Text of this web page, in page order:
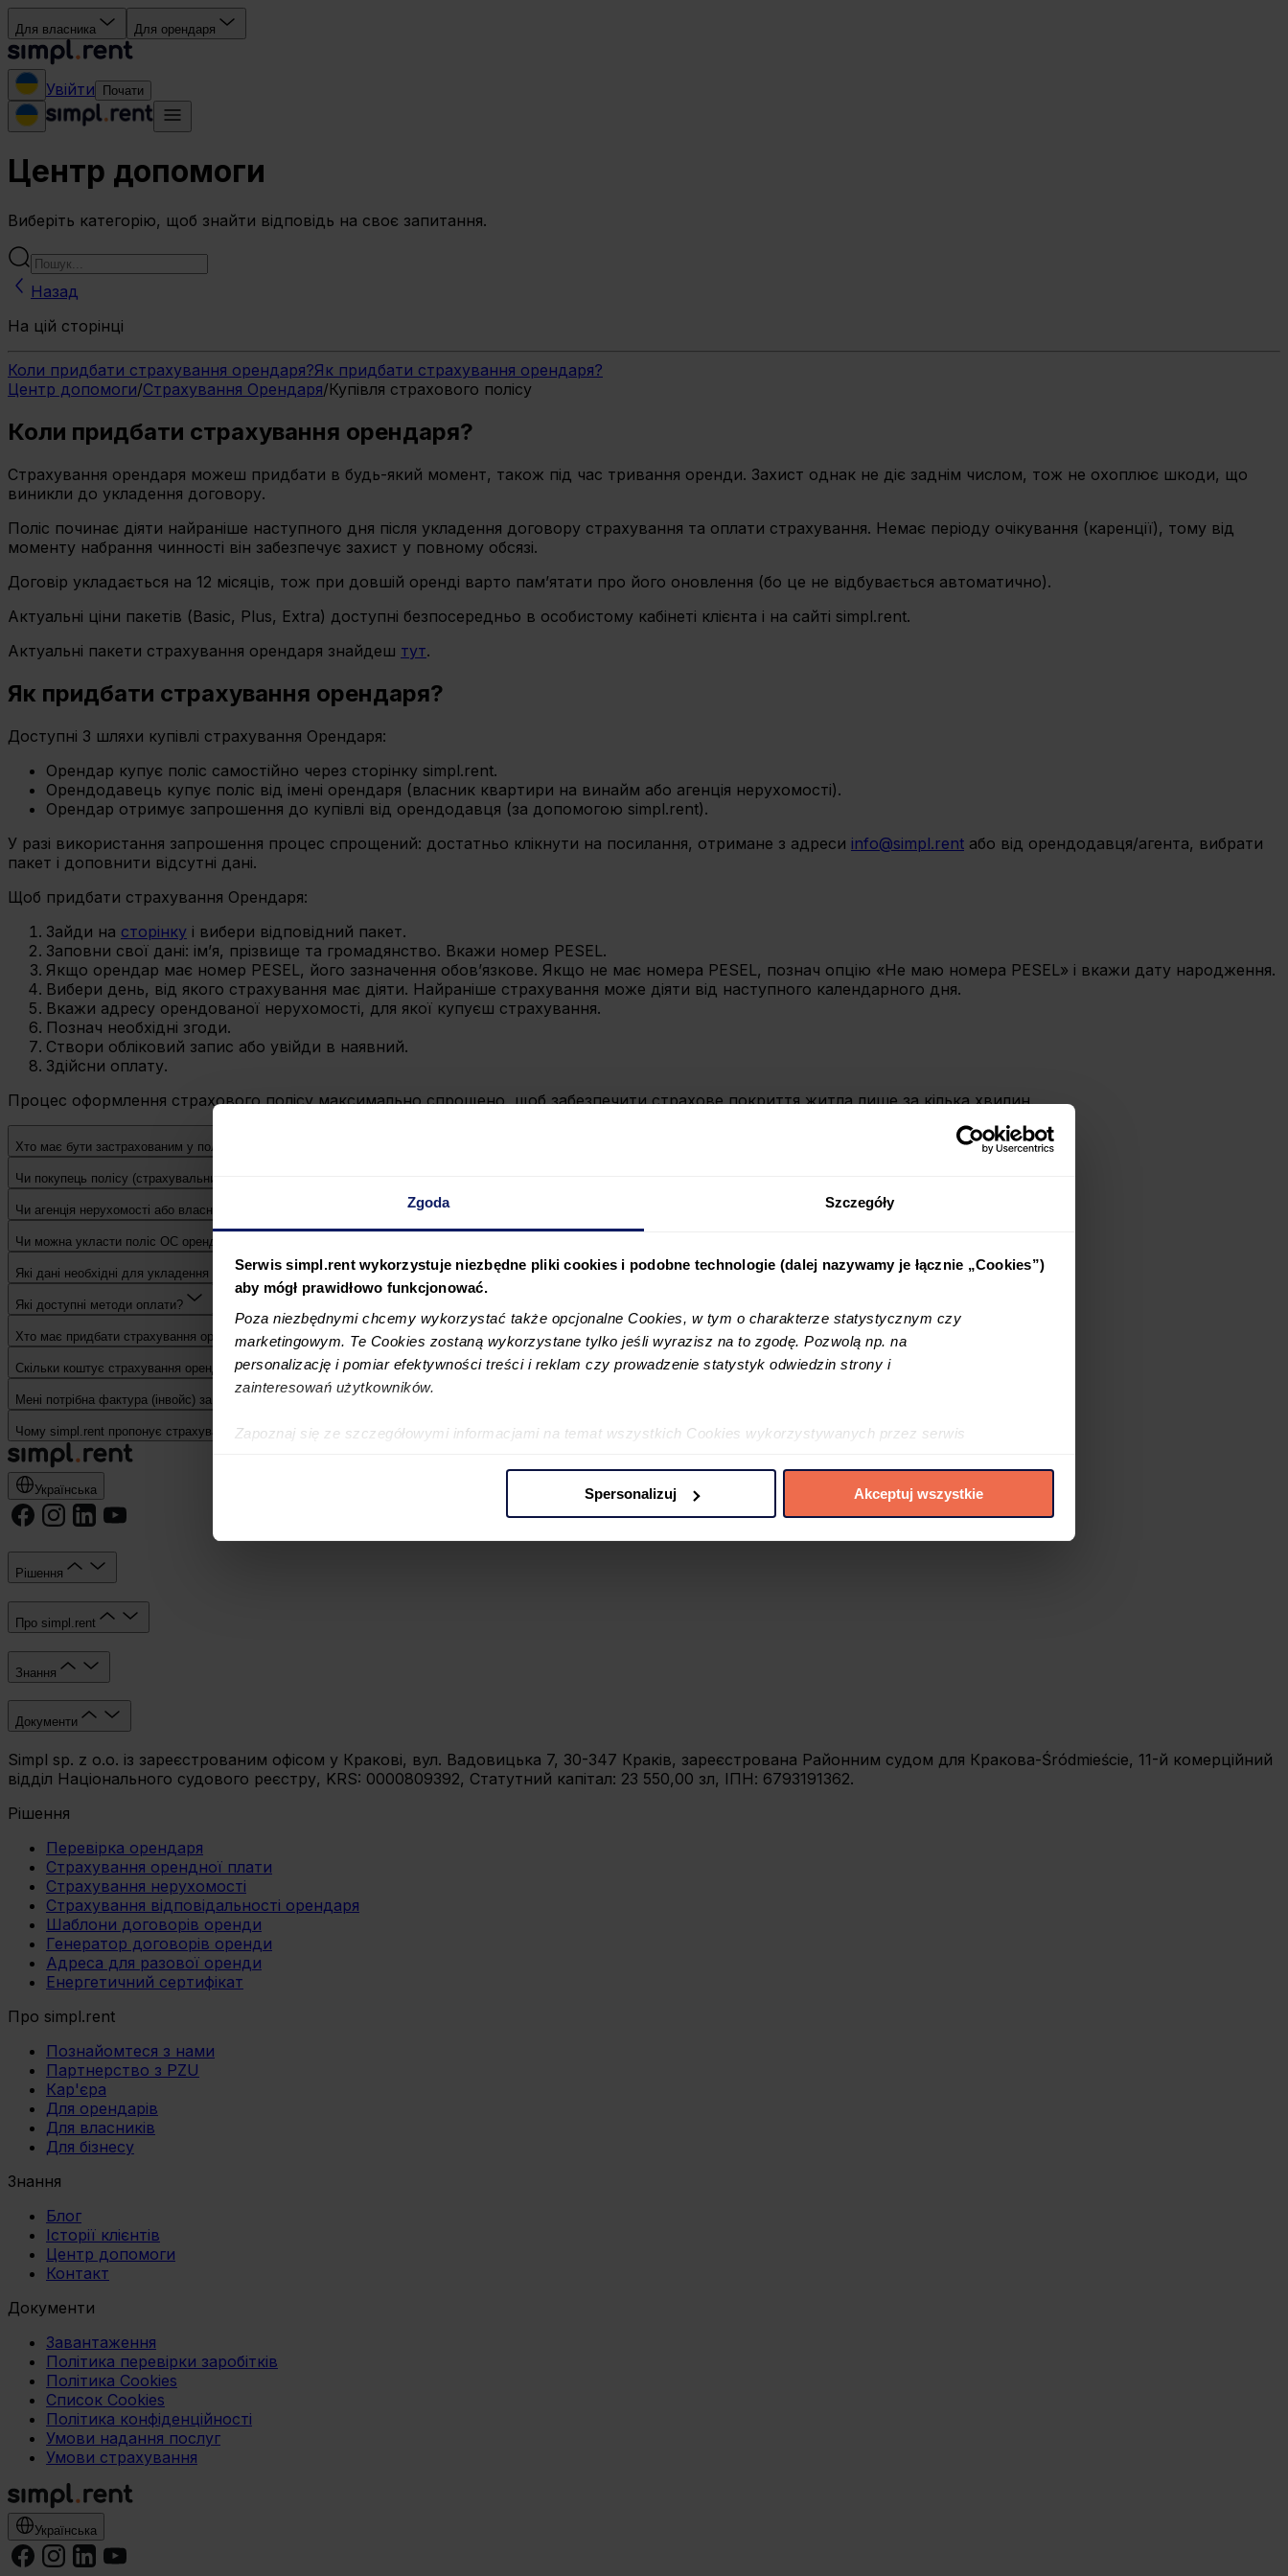
Zgoda Szczegóły
Serwis simpl.rent wykorzystuje niezbędne pliki cookies i podobne technologie (dalej nazywamy je łącznie „Cookies”)
aby mógł prawidłowo funkcjonować.
Poza niezbędnymi chcemy wykorzystać także opcjonalne Cookies, w tym o charakterze statystycznym czy
marketingowym. Te Cookies zostaną wykorzystane tylko jeśli wyrazisz na to zgodę. Pozwolą np. na
personalizację i pomiar efektywności treści i reklam czy prowadzenie statystyk odwiedzin strony i
zainteresowań użytkowników.
Zapoznaj się ze szczegółowymi informacjami na temat wszystkich Cookies wykorzystywanych przez serwis
Spersonalizuj Akceptuj wszystkie
Для власника Для орендаря
Увійти Почати
Центр допомоги
Виберіть категорію, щоб знайти відповідь на своє запитання.
Назад
На цій сторінці
Коли придбати страхування орендаря?Як придбати страхування орендаря?
Центр допомоги/Страхування Орендаря/Купівля страхового полісу
Коли придбати страхування орендаря?
Страхування орендаря можеш придбати в будь-який момент, також під час тривання оренди. Захист однак не діє заднім числом, тож не охоплює шкоди, що
виникли до укладення договору.
Поліс починає діяти найраніше наступного дня після укладення договору страхування та оплати страхування. Немає періоду очікування (каренції), тому від
моменту набрання чинності він забезпечує захист у повному обсязі.
Договір укладається на 12 місяців, тож при довшій оренді варто пам’ятати про його оновлення (бо це не відбувається автоматично).
Актуальні ціни пакетів (Basic, Plus, Extra) доступні безпосередньо в особистому кабінеті клієнта і на сайті simpl.rent.
Актуальні пакети страхування орендаря знайдеш тут.
Як придбати страхування орендаря?
Доступні 3 шляхи купівлі страхування Орендаря:
Орендар купує поліс самостійно через сторінку simpl.rent.
Орендодавець купує поліс від імені орендаря (власник квартири на винайм або агенція нерухомості).
Орендар отримує запрошення до купівлі від орендодавця (за допомогою simpl.rent).
У разі використання запрошення процес спрощений: достатньо клікнути на посилання, отримане з адреси info@simpl.rent або від орендодавця/агента, вибрати
пакет і доповнити відсутні дані.
Щоб придбати страхування Орендаря:
Зайди на сторінку і вибери відповідний пакет.
Заповни свої дані: ім’я, прізвище та громадянство. Вкажи номер PESEL.
Якщо орендар має номер PESEL, його зазначення обов’язкове. Якщо не має номера PESEL, познач опцію «Не маю номера PESEL» і вкажи дату народження.
Вибери день, від якого страхування має діяти. Найраніше страхування може діяти від наступного календарного дня.
Вкажи адресу орендованої нерухомості, для якої купуєш страхування.
Познач необхідні згоди.
Створи обліковий запис або увійди в наявний.
Здійсни оплату.
Процес оформлення страхового полісу максимально спрощено, щоб забезпечити страхове покриття житла лише за кілька хвилин.
Хто має бути застрахованим у полісі?
Чи покупець полісу (страхувальник) мусить бути застрахованою особою?
Чи агенція нерухомості або власник можуть купити страхування для орендаря?
Чи можна укласти поліс OC орендаря на дані фірми?
Які дані необхідні для укладення страхування орендаря?
Які доступні методи оплати?
Хто має придбати страхування орендаря: орендар чи орендодавець?
Скільки коштує страхування орендаря?
Мені потрібна фактура (інвойс) за купівлю страхування – як я можу її отримати?
Чому simpl.rent пропонує страхування Орендаря?
Українська
Рішення
Про simpl.rent
Знання
Документи
Simpl sp. z o.o. із зареєстрованим офісом у Кракові, вул. Вадовицька 7, 30-347 Краків, зареєстрована Районним судом для Кракова-Śródmieście, 11-й комерційний
відділ Національного судового реєстру, KRS: 0000809392, Статутний капітал: 23 550,00 зл, ІПН: 6793191362.
Рішення
Перевірка орендаря
Страхування орендної плати
Страхування нерухомості
Страхування відповідальності орендаря
Шаблони договорів оренди
Генератор договорів оренди
Адреса для разової оренди
Енергетичний сертифікат
Про simpl.rent
Познайомтеся з нами
Партнерство з PZU
Кар'єра
Для орендарів
Для власників
Для бізнесу
Знання
Блог
Історії клієнтів
Центр допомоги
Контакт
Документи
Завантаження
Політика перевірки заробітків
Політика Cookies
Список Cookies
Політика конфіденційності
Умови надання послуг
Умови страхування
Українська